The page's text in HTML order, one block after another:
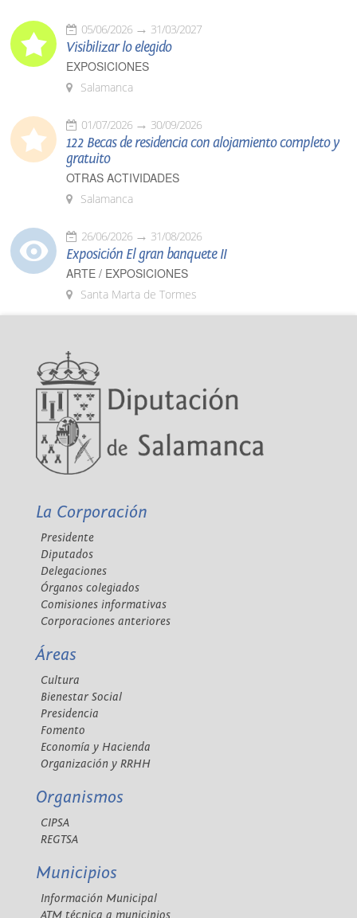
05/06/2026 31/03/2027
Visibilizar lo elegido
EXPOSICIONES
Salamanca
01/07/2026 30/09/2026
122 Becas de residencia con alojamiento completo y
gratuito
OTRAS ACTIVIDADES
Salamanca
26/06/2026 31/08/2026
Exposición El gran banquete II
ARTE / EXPOSICIONES
Santa Marta de Tormes
La Corporación
Presidente
Diputados
Delegaciones
Órganos colegiados
Comisiones informativas
Corporaciones anteriores
Áreas
Cultura
Bienestar Social
Presidencia
Fomento
Economía y Hacienda
Organización y RRHH
Organismos
CIPSA
REGTSA
Municipios
Información Municipal
ATM técnica a municipios